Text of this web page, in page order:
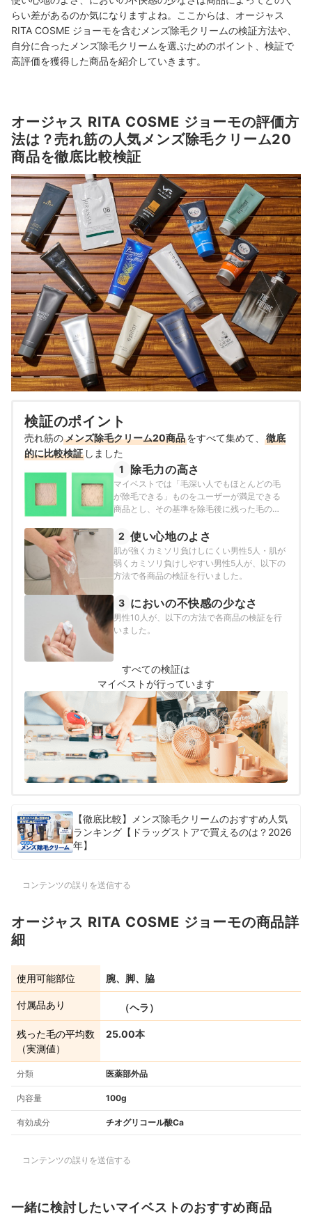
らい差があるのか気になりますよね。ここからは、オージャス
RITA COSME ジョーモを含むメンズ除毛クリームの検証方法や、
自分に合ったメンズ除毛クリームを選ぶためのポイント、検証で
高評価を獲得した商品を紹介していきます。
オージャス RITA COSME ジョーモの評価方
法は？売れ筋の人気メンズ除毛クリーム20
商品を徹底比較検証
検証のポイント
売れ筋のメンズ除毛クリーム20商品をすべて集めて、
徹底
的に比較検証 しました
1 除毛力の高さ
マイベストでは「毛深い人でもほとんどの毛
が除毛できる」ものをユーザーが満足できる
商品とし、その基準を除毛後に残った毛の本
いました。
2 使い心地のよさ
肌が強くカミソリ負けしにくい男性5人・肌が
弱くカミソリ負けしやすい男性5人が、以下の
方法で各商品の検証を行いました。
3 においの不快感の少なさ
男性10人が、以下の方法で各商品の検証を行
いました。
すべての検証は
マイベストが行っています
【徹底比較】メンズ除毛クリームのおすすめ人気
ランキング【ドラッグストアで買えるのは？2026
年】
コンテンツの誤りを送信する
オージャス RITA COSME ジョーモの商品詳
細
使用可能部位 腕、脚、脇
付属品あり （ヘラ）
残った毛の平均数
（実測値）
25.00本
分類 医薬部外品
内容量 100g
有効成分 チオグリコール酸Ca
コンテンツの誤りを送信する
一緒に検討したいマイベストのおすすめ商品